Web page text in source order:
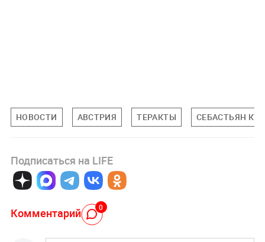
НОВОСТИ АВСТРИЯ ТЕРАКТЫ СЕБАСТЬЯН
Подписаться на LIFE
Комментарий 0